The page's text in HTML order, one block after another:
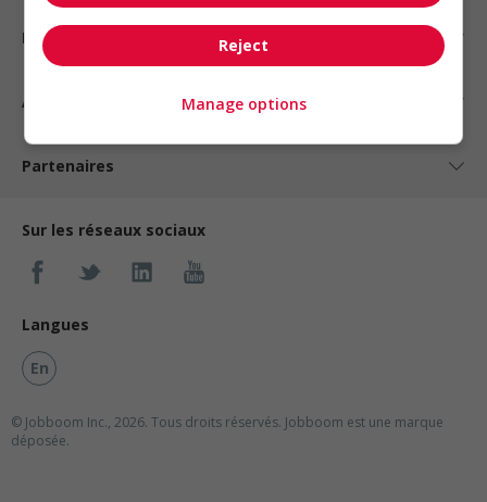
Nos suggestions
À propos
Partenaires
Sur les réseaux sociaux
Langues
En
© Jobboom Inc., 2026. Tous droits réservés. Jobboom est une marque
déposée.
Reject
Manage options